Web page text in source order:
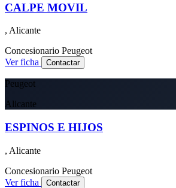
CALPE MOVIL
, Alicante
Concesionario Peugeot
Ver ficha
Contactar
Peugeot
Alicante
ESPINOS E HIJOS
, Alicante
Concesionario Peugeot
Ver ficha
Contactar